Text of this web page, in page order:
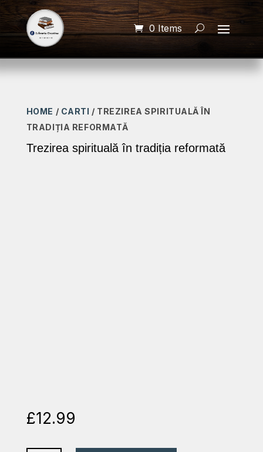
0 Items
HOME / CARTI / TREZIREA SPIRITUALĂ ÎN
TRADIȚIA REFORMATĂ
Trezirea spirituală în tradiția reformată
£12.99